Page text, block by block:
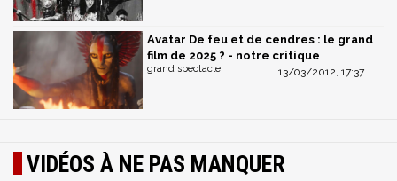
Avatar De feu et de cendres : le grand
film de 2025 ? - notre critique
13/03/2012, 17:37
grand spectacle
VIDÉOS À NE PAS MANQUER